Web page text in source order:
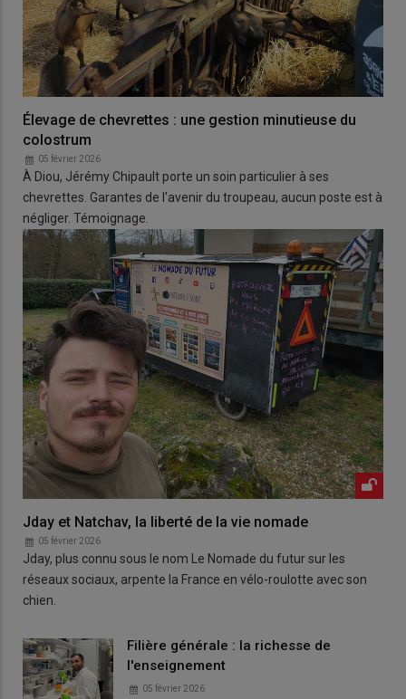
Élevage de chevrettes : une gestion minutieuse du
colostrum
05 février 2026
À Diou, Jérémy Chipault porte un soin particulier à ses
chevrettes. Garantes de l'avenir du troupeau, aucun poste est à
négliger. Témoignage.
Jday et Natchav, la liberté de la vie nomade
05 février 2026
Jday, plus connu sous le nom Le Nomade du futur sur les
réseaux sociaux, arpente la France en vélo-roulotte avec son
chien.
Filière générale : la richesse de
l'enseignement
05 février 2026